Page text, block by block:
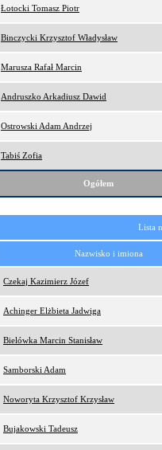
Łotocki Tomasz Piotr
Binczycki Krzysztof Władysław
Marusza Rafał Marcin
Andruszko Arkadiusz Dawid
Ostrowski Adam Andrzej
Tabiś Zofia
Ogółem
Lista
Nazwisko i imiona
Czekaj Kazimierz Józef
Achinger Elżbieta Jadwiga
Bielówka Marcin Stanisław
Samborski Adam
Noworyta Krzysztof Krzysław
Bujakowski Tadeusz